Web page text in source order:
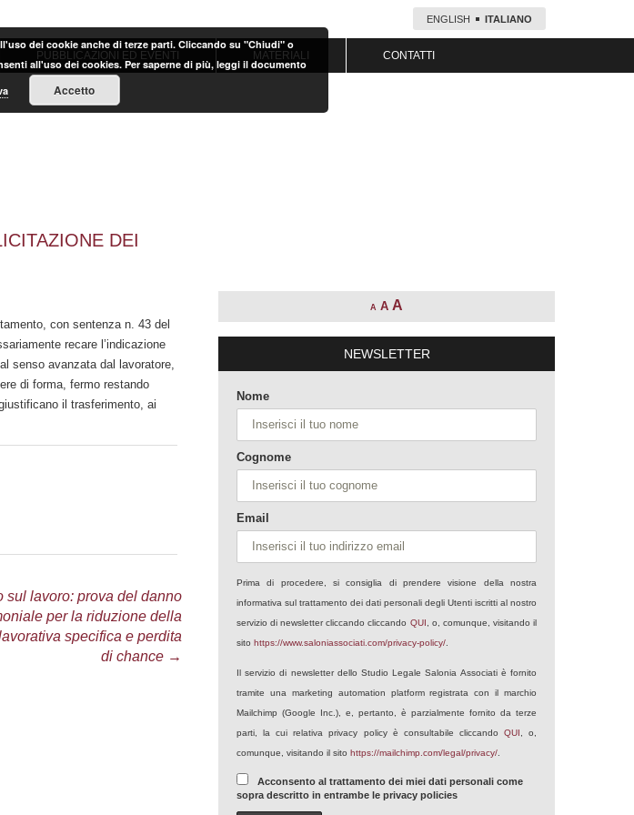
ENGLISH ITALIANO
PUBBLICAZIONI ED EVENTI MATERIALI CONTATTI
DEI
con sentenza n. 43 del
recare l’indicazione
senso avanzata dal lavoratore,
di forma, fermo restando
il trasferimento, ai
sul lavoro: prova del danno
per la riduzione della
specifica e perdita
di chance →
A A A
NEWSLETTER
Nome
Cognome
Email
Prima di procedere, si consiglia di prendere visione della nostra
informativa sul trattamento dei dati personali degli Utenti iscritti al nostro
servizio di newsletter cliccando cliccando QUI , o, comunque, visitando il
sito https://www.saloniassociati.com/privacy-policy/
Il servizio di newsletter dello Studio Legale Salonia Associati è fornito
tramite una marketing automation platform registrata con il marchio
Mailchimp (Google Inc.), e, pertanto, è parzialmente fornito da terze
parti, la cui relativa privacy policy è consultabile cliccando QUI , o,
comunque, visitando il sito https://mailchimp.com/legal/privacy/
Acconsento al trattamento dei miei dati personali come
sopra descritto in entrambe le privacy policies
dei cookie anche di terze parti. Cliccando su "Chiudi" o
all'uso dei cookies. Per saperne di più, leggi il documento
Accetto